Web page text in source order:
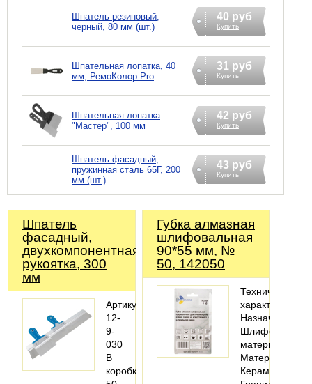
Шпатель резиновый,
черный, 80 мм (шт.)
40 руб
Купить
Шпательная лопатка, 40
мм, РемоКолор Pro
31 руб
Купить
Шпательная лопатка
"Мастер", 100 мм
42 руб
Купить
Шпатель фасадный,
пружинная сталь 65Г, 200
мм (шт.)
43 руб
Купить
Шпатель
фасадный,
двухкомпонентная
рукоятка, 300
мм
Артикул:
12-
9-
030
В
коробке:
Губка алмазная
шлифовальная
90*55 мм, №
50, 142050
Технические
характеристики
Назначение:
Шлифовать
материал
Материалы:
Керамогранит;